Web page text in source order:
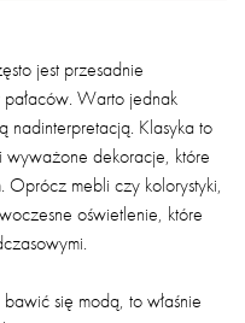
jest przesadnie
pałaców. Warto jednak
nadinterpretacją. Klasyka to
wyważone dekoracje, które
mebli czy kolorystyki,
oświetlenie, które
się modą, to właśnie